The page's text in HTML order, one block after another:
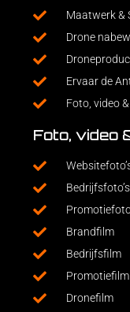
Maatwerk &
Drone
Ervaar de
Foto, video
Foto, video
Bedrijfsfoto’s
Brandfilm
Bedrijfsfilm
Promotiefilm
Dronefilm